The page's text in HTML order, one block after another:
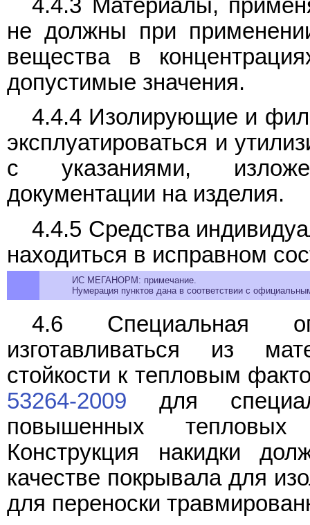
4.4.3 Материалы,
не должны при
вещества в
допустимые значения.
4.4.4 Изолирующие и
эксплуатироваться и
с указаниями,
документации на изделия.
4.4.5 Средства
находиться в исправном
ИС МЕГАНОРМ: примечание.
Нумерация пунктов дана в соответствии с
4.6 Специальная
изготавливаться из
стойкости к тепловым
53264-2009 для
повышенных тепловых
Конструкция накидки
качестве покрывала для
для переноски